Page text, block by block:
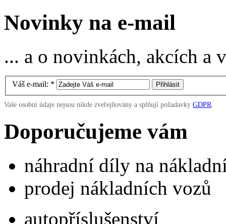
Novinky na e-mail
... a o novinkách, akcích
Váš e-mail: *
Vaše osobní údaje nejsou nikde zveřejňovány a splňují požadavky GDPR.
Doporučujeme vám
náhradní díly na
prodej nákladních vozů
autopříslušenství